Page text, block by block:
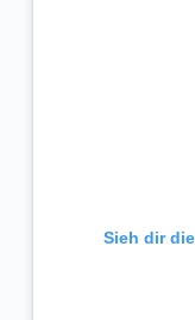
Sieh dir